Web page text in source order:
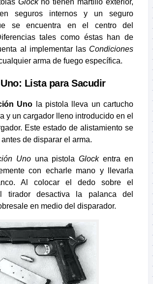
seguros internos y un seguro
se encuentra en el centro del
tales como éstas han de
al implementar las Condiciones
arma de fuego específica.
Lista para Sacudir
Uno la pistola lleva un cartucho
y un cargador lleno introducido en el
Este estado de alistamiento se
de disparar el arma.
Unouna pistolaGlockentra en
con echarle mano y llevarla
Al colocar el dedo sobre el
tirador desactiva la palanca del
en medio del disparador.